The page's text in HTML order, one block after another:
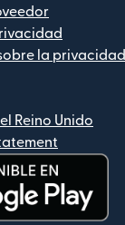
la privacidad
Reino Unido